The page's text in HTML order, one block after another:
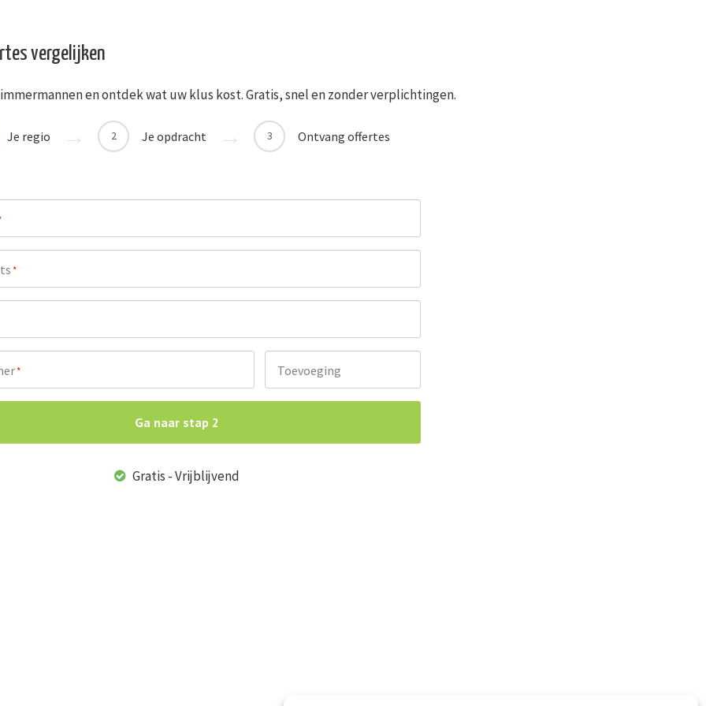
vergelijken
en ontdek wat uw klus kost. Gratis, snel en zonder verplichtingen.
Je regio 2 Je opdracht 3 Ontvang offertes
*
* Toevoeging
Ga naar stap 2
Gratis - Vrijblijvend